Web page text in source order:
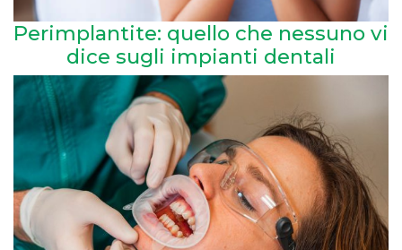
Perimplantite: quello che nessuno vi
dice sugli impianti dentali